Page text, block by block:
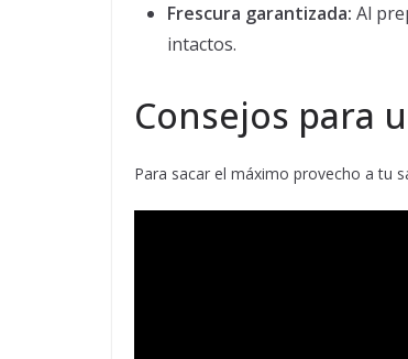
Frescura garantizada: Al
intactos.
Consejos para
Para sacar el máximo provecho a tu